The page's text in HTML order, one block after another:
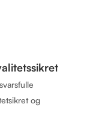
og